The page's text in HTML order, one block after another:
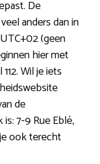
De
anders dan in
(geen
hier met
Wil je iets
de
7-9 Rue Eblé,
ook terecht